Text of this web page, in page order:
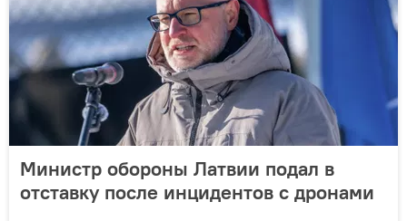
Министр обороны Латвии подал в
отставку после инцидентов с дронами